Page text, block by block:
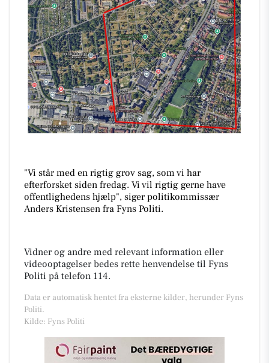
"Vi står med en rigtig grov sag, som vi har
efterforsket siden fredag. Vi vil rigtig gerne have
offentlighedens hjælp", siger politikommissær
Anders Kristensen fra Fyns Politi.
Vidner og andre med relevant information eller
videooptagelser bedes rette henvendelse til Fyns
Politi på telefon 114.
Data er automatisk hentet fra eksterne kilder, herunder Fyns
Politi.
Kilde: Fyns Politi